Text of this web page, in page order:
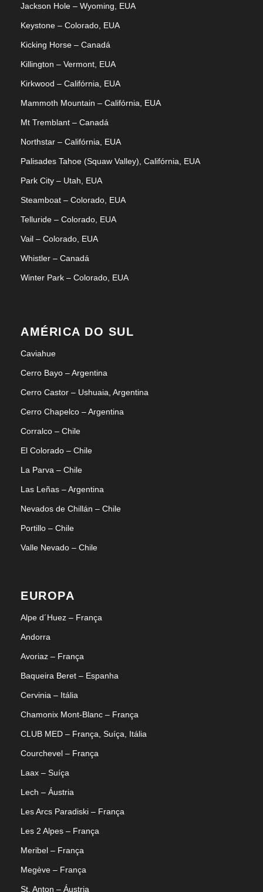
Jackson Hole – Wyoming, EUA
Keystone – Colorado, EUA
Kicking Horse – Canadá
Killington – Vermont, EUA
Kirkwood – Califórnia, EUA
Mammoth Mountain – Califórnia, EUA
Mt Tremblant – Canadá
Northstar – Califórnia, EUA
Palisades Tahoe (Squaw Valley), Califórnia, EUA
Park City – Utah, EUA
Steamboat – Colorado, EUA
Telluride – Colorado, EUA
Vail – Colorado, EUA
Whistler – Canadá
Winter Park – Colorado, EUA
AMÉRICA DO SUL
Caviahue
Cerro Bayo – Argentina
Cerro Castor – Ushuaia, Argentina
Cerro Chapelco – Argentina
Corralco – Chile
El Colorado – Chile
La Parva – Chile
Las Leñas – Argentina
Nevados de Chillán – Chile
Portillo – Chile
Valle Nevado – Chile
EUROPA
Alpe d´Huez – França
Andorra
Avoriaz – França
Baqueira Beret – Espanha
Cervinia – Itália
Chamonix Mont-Blanc – França
CLUB MED – França, Suíça, Itália
Courchevel – França
Laax – Suíça
Lech – Áustria
Les Arcs Paradiski – França
Les 2 Alpes – França
Meribel – França
Megève – França
St. Anton – Áustria